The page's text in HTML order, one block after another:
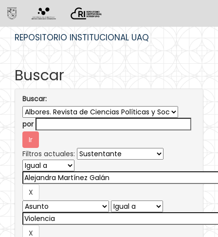
REPOSITORIO INSTITUCIONAL UAQ
Buscar
Buscar:
por
Filtros actuales: